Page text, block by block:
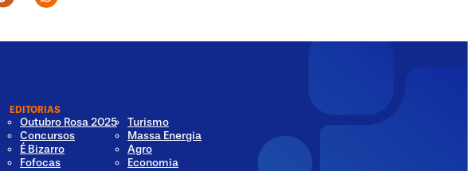
EDITORIAS
Outubro Rosa 2025
Concursos
É Bizarro
Fofocas
Turismo
Massa Energia
Agro
Economia